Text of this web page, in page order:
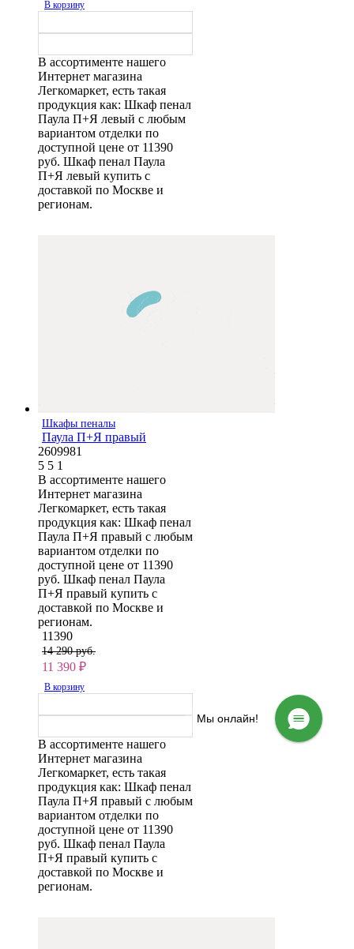
В корзину
В ассортименте нашего
Интернет магазина
Легкомаркет, есть такая
продукция как: Шкаф пенал
Паула П+Я левый с любым
вариантом отделки по
доступной цене от 11390
руб. Шкаф пенал Паула
П+Я левый купить с
доставкой по Москве и
регионам.
Шкафы пеналы
Паула П+Я правый
2609981
5 5 1
В ассортименте нашего
Интернет магазина
Легкомаркет, есть такая
продукция как: Шкаф пенал
Паула П+Я правый с любым
вариантом отделки по
доступной цене от 11390
руб. Шкаф пенал Паула
П+Я правый купить с
доставкой по Москве и
регионам.
11390
14 290 руб.
11 390 ₽
В корзину
В ассортименте нашего
Интернет магазина
Легкомаркет, есть такая
продукция как: Шкаф пенал
Паула П+Я правый с любым
вариантом отделки по
доступной цене от 11390
руб. Шкаф пенал Паула
П+Я правый купить с
доставкой по Москве и
регионам.
Мы онлайн!